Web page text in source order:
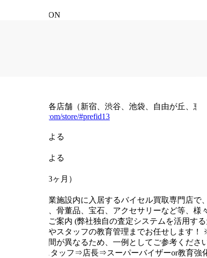
INFORMATION
東京の各店舗（新宿、渋谷、池袋、自由が丘、恵
kaitori.com/store/#prefid13
店舗による
店舗による
あり（3ヶ月）
主に商業施設内に入居するバイセル買取専門店
ド品や、骨董品、宝石、アクセサリーなど等、
価格のご案内 (弊社独自の査定システムを活用す
字管理やスタッフの教育管理までお任せします！
営業時間が異なるため、一例としてご参考くださ
スタッフ⇒店長⇒スーパーバイザーor教育